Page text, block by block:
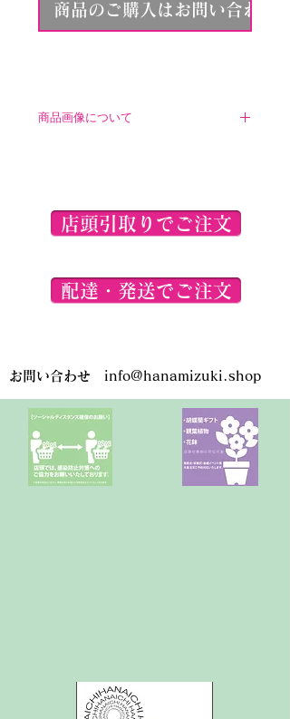
商品のご購入はお問い合わせ
商品画像について
で、ご了承くださいませ。
店頭引取りでご注文
配達・発送でご注文
お問い合わせ info@hanamizuki.shop